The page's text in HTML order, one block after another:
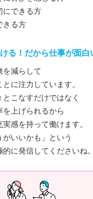
にできる方
きる方
る！だから仕事が面
を減らして
に注力しています。
こなすだけではなく
を上げられるから
感を持って働けます。
がいいかも」という
に発信してくださいね。